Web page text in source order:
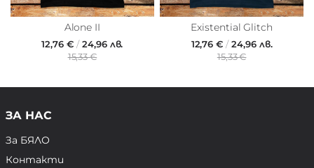
Alone II
12,76 € /24,96 лв.
15,33 €
Existential Glitch
12,76 €/24,96 лв.
15,33 €
ЗА НАС
За БЯЛО
Контакти